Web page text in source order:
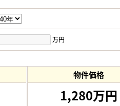
万円
物件価格
1,280万円